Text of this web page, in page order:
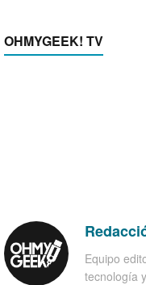
OHMYGEEK! TV
Equipo
tecnología